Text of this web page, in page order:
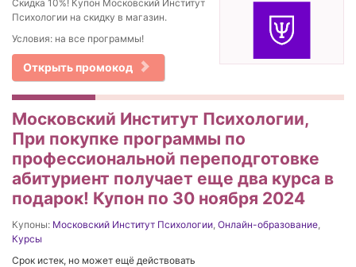
Скидка 10%! Купон Московский Институт
Психологии на скидку в магазин.
Условия: на все программы!
Открыть промокод
Московский Институт Психологии,
При покупке программы по
профессиональной переподготовке
абитуриент получает еще два курса в
подарок! Купон по 30 ноября 2024
Купоны: Московский Институт Психологии, Онлайн-образование,
Курсы
Срок истек, но может ещё действовать